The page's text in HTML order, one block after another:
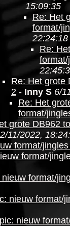
15:09:35
Re: Het
format/
22:24:18
Re:
Re: Het grote
2 - Inny S 6/
Re: Het
format/
grote DB962
2/11/2022,
format/
format/
format/
nieuw format/
nieuw